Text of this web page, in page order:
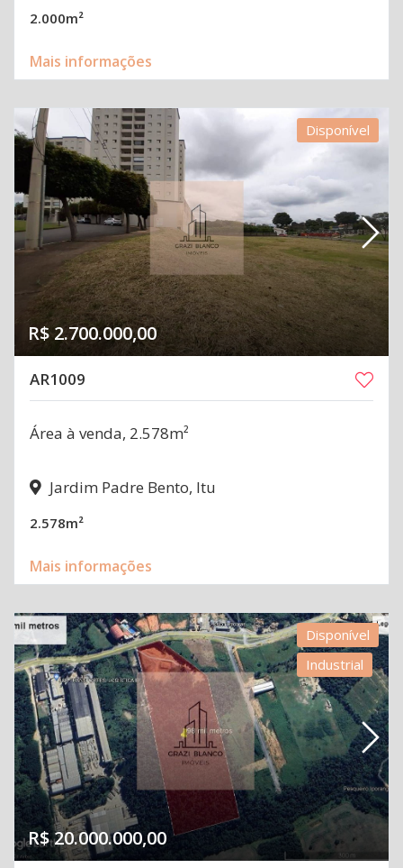
2.000m²
Mais informações
Disponível
R$ 2.700.000,00
AR1009
Área à venda, 2.578m²
Jardim Padre Bento, Itu
2.578m²
Mais informações
Disponível
Industrial
R$ 20.000.000,00